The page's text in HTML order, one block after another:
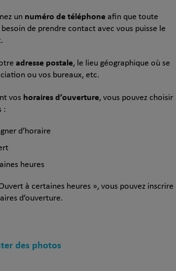
un numéro de téléphone afin que toute
de prendre contact avec vous puisse le
adresse postale, le lieu géographique où se
ou vos bureaux, etc.
vos horaires d’ouverture, vous pouvez choisir
:
d’horaire
heures
à certaines heures », vous pouvez inscrire
d’ouverture.
des photos